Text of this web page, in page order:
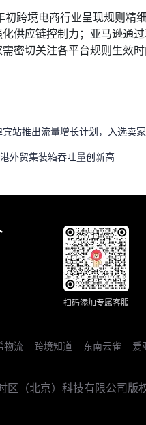
初跨境电商行业呈现规则精
供应链控制力；亚马逊通
密切关注各平台规则生效
站推出流量增长计划，入选卖
外贸集装箱吞吐量创新高
扫码添加专属客服
物流 跨境知道 东南云雀 爱
区（北京）科技有限公司版